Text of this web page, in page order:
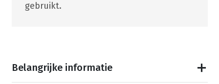
gebruikt.
Belangrijke informatie